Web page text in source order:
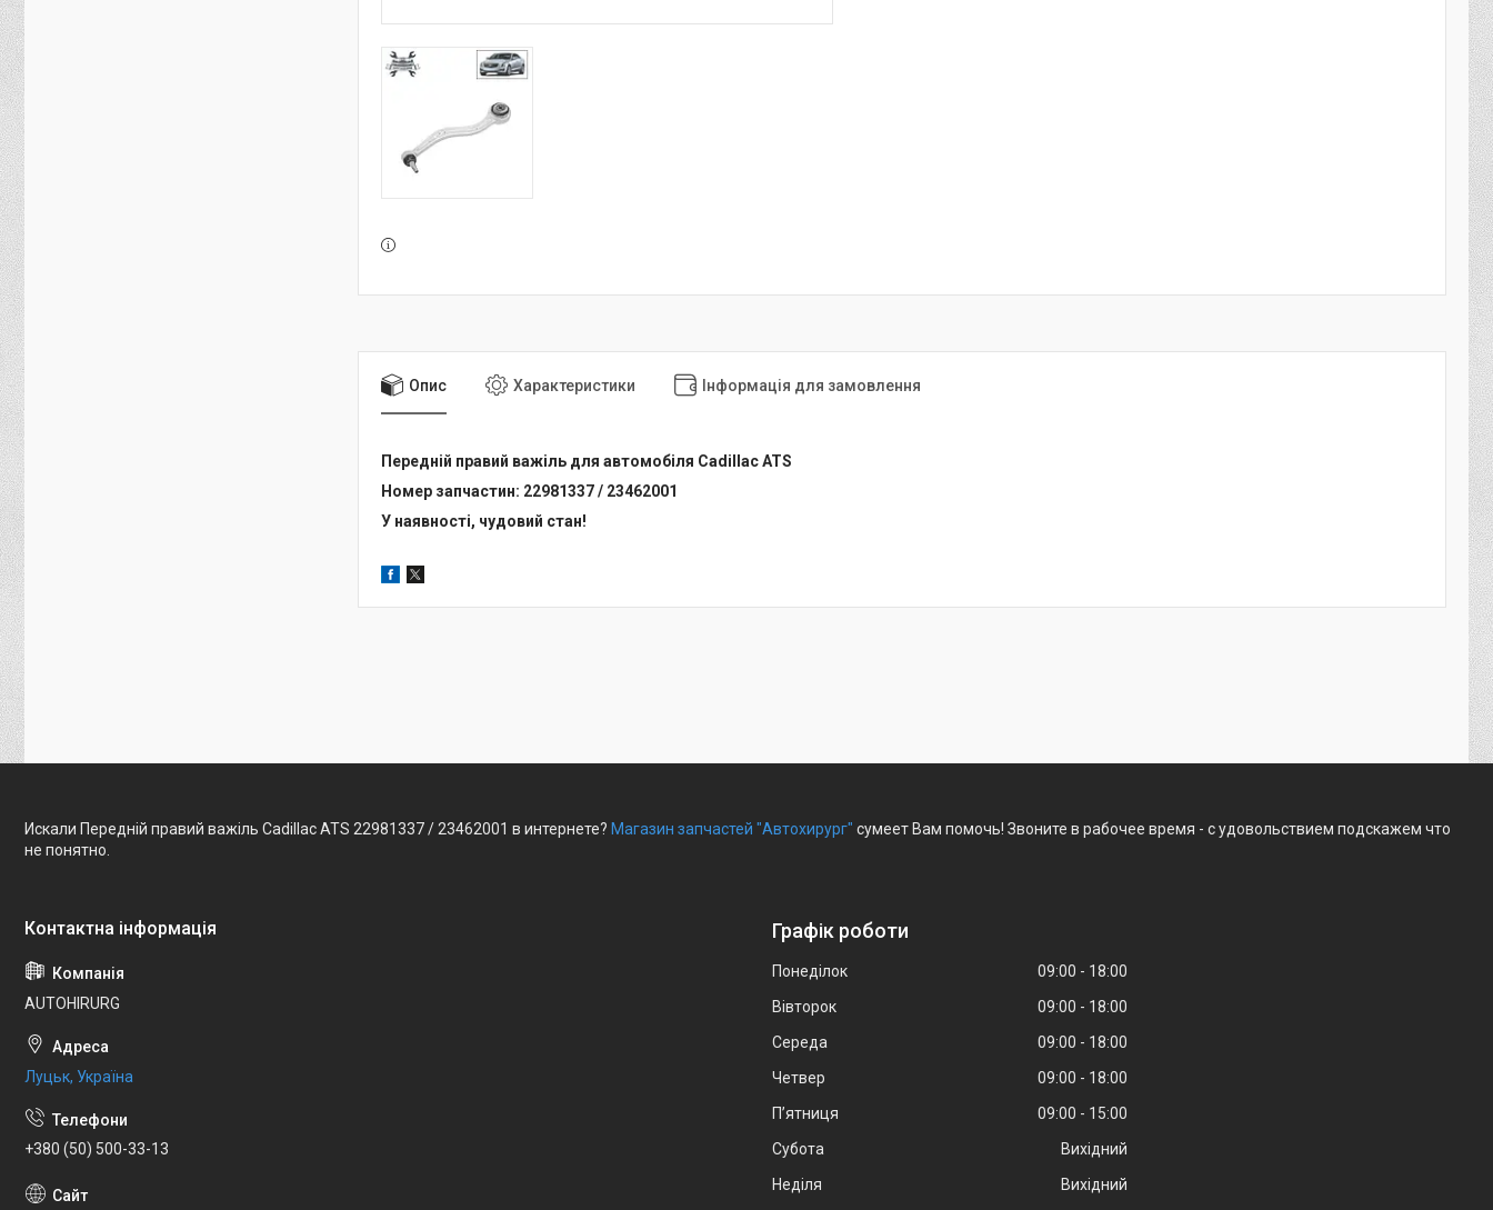
Опис Характеристики Інформація для замовлення
Передній правий важіль для автомобіля Cadillac ATS
Номер запчастин: 22981337 / 23462001
У наявності, чудовий стан!
Искали Передній правий важіль Cadillac ATS 22981337 / 23462001 в интернете? Магазин запчастей "Автохирург" сумеет Вам помочь! Звоните в рабочее время - с удовольствием подскажем что
не понятно.
AUTOHIRURG
Луцьк, Україна
+380 (50) 500-33-13
Графік роботи
Понеділок 09:00
18:00
Вівторок
09:00
18:00
Середа
09:00
18:00
Четвер
09:00
18:00
Пʼятниця
09:00
15:00
Субота
Вихідний
Неділя
Вихідний